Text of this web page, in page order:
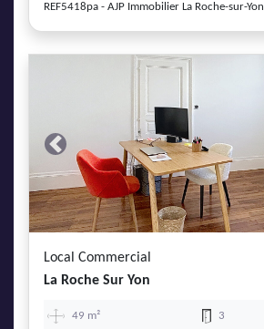
REF5418pa - AJP Immobilier La Roche-sur-Yon
Previous
Local Commercial
La Roche Sur Yon
49 m² 3